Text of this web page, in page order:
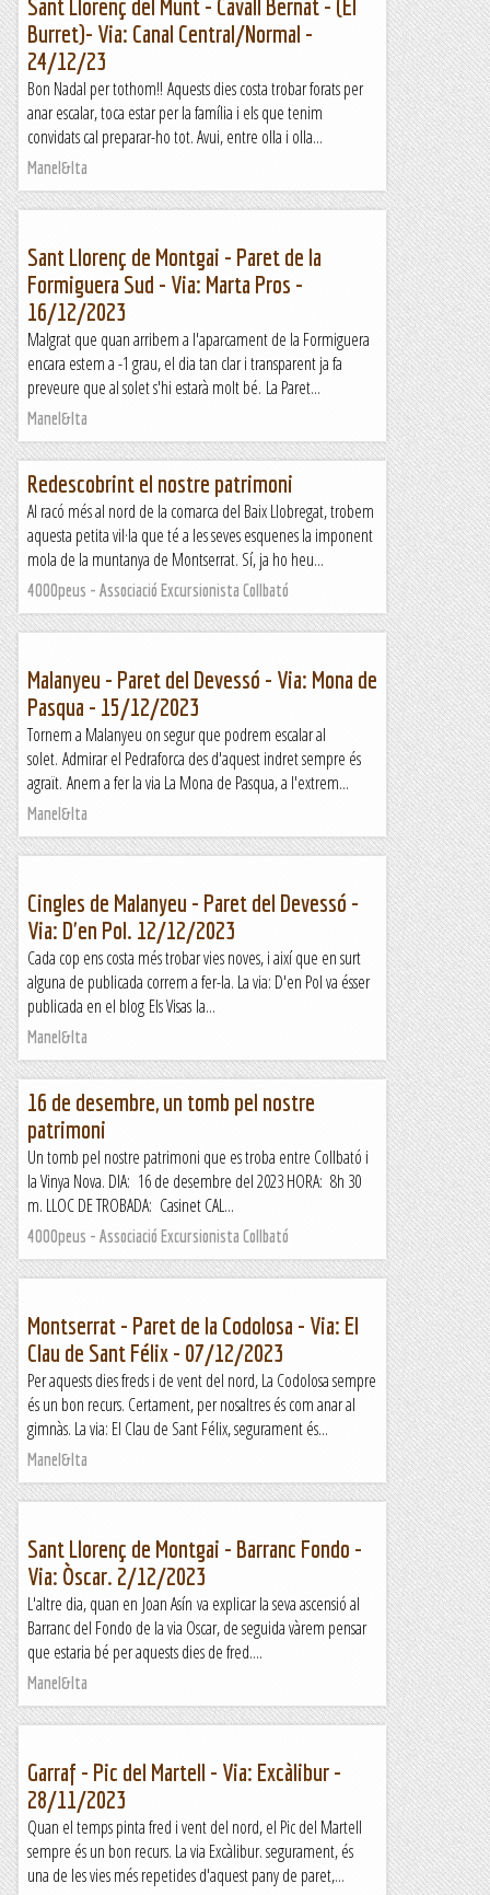
Sant Llorenç del Munt - Cavall Bernat - (El
Burret)- Via: Canal Central/Normal -
24/12/23
Bon Nadal per tothom!! Aquests dies costa trobar forats per
anar escalar, toca estar per la família i els que tenim
convidats cal preparar-ho tot. Avui, entre olla i olla...
Manel&Ita
Sant Llorenç de Montgai - Paret de la
Formiguera Sud - Via: Marta Pros -
16/12/2023
Malgrat que quan arribem a l'aparcament de la Formiguera
encara estem a -1 grau, el dia tan clar i transparent ja fa
preveure que al solet s'hi estarà molt bé. La Paret...
Manel&Ita
Redescobrint el nostre patrimoni
Al racó més al nord de la comarca del Baix Llobregat, trobem
aquesta petita vil·la que té a les seves esquenes la imponent
mola de la muntanya de Montserrat. Sí, ja ho heu...
4000peus - Associació Excursionista Collbató
Malanyeu - Paret del Devessó - Via: Mona de
Pasqua - 15/12/2023
Tornem a Malanyeu on segur que podrem escalar al
solet. Admirar el Pedraforca des d'aquest indret sempre és
agraït. Anem a fer la via La Mona de Pasqua, a l'extrem...
Manel&Ita
Cingles de Malanyeu - Paret del Devessó -
Via: D'en Pol. 12/12/2023
Cada cop ens costa més trobar vies noves, i així que en surt
alguna de publicada correm a fer-la. La via: D'en Pol va ésser
publicada en el blog Els Visas la...
Manel&Ita
16 de desembre, un tomb pel nostre
patrimoni
Un tomb pel nostre patrimoni que es troba entre Collbató i
la Vinya Nova. DIA: 16 de desembre del 2023 HORA: 8h 30
m. LLOC DE TROBADA: Casinet CAL...
4000peus - Associació Excursionista Collbató
Montserrat - Paret de la Codolosa - Via: El
Clau de Sant Félix - 07/12/2023
Per aquests dies freds i de vent del nord, La Codolosa sempre
és un bon recurs. Certament, per nosaltres és com anar al
gimnàs. La via: El Clau de Sant Félix, segurament és...
Manel&Ita
Sant Llorenç de Montgai - Barranc Fondo -
Via: Òscar. 2/12/2023
L'altre dia, quan en Joan Asín va explicar la seva ascensió al
Barranc del Fondo de la via Oscar, de seguida vàrem pensar
que estaria bé per aquests dies de fred....
Manel&Ita
Garraf - Pic del Martell - Via: Excàlibur -
28/11/2023
Quan el temps pinta fred i vent del nord, el Pic del Martell
sempre és un bon recurs. La via Excàlibur. segurament, és
una de les vies més repetides d'aquest pany de paret,...